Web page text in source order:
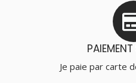
Je paie par carte